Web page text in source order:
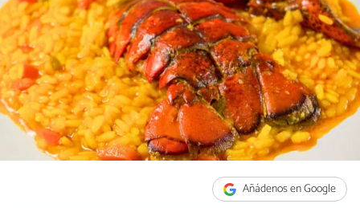
Añádenos en Google